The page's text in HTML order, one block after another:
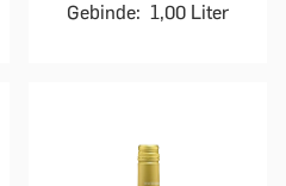
Gebinde: 1,00 Liter